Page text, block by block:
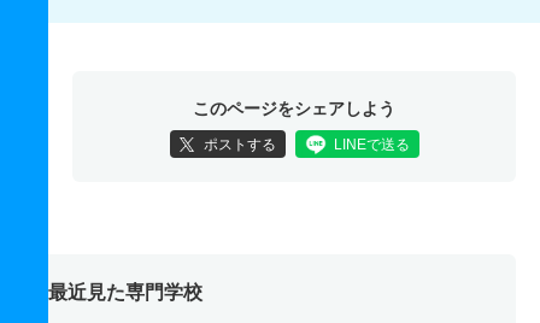
このページをシェアしよう
ポストする LINEで送る
最近見た専門学校